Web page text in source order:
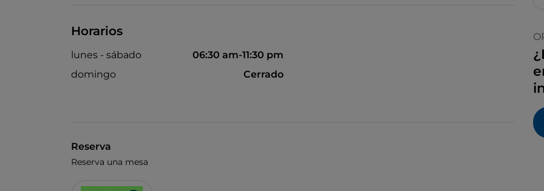
Horarios
lunes - sábado
06:30 am-11:30 pm
domingo
Cerrado
Reserva
Reserva una mesa